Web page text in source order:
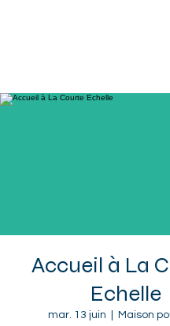
Accueil à La
Echelle
mar. 13 juin Maison